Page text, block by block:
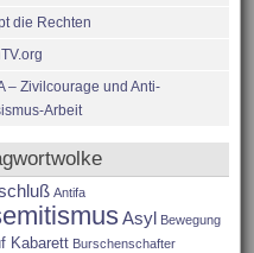
die Rechten
– Zivilcourage und Anti-
Arbeit
Antifa
Asyl Bewegung
Kabarett Burschenschafter